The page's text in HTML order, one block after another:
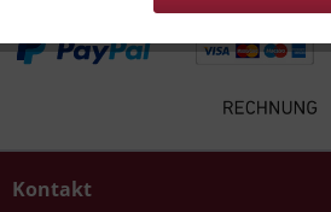
Kontakt